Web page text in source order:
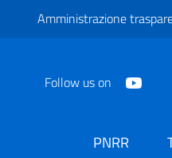
Amministrazione
Follow us on
PNRR